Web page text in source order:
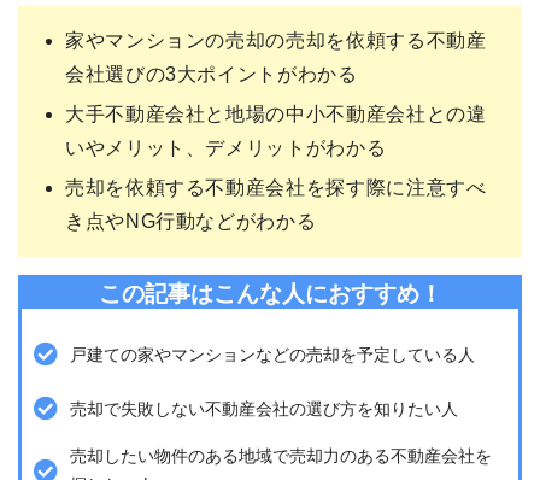
家やマンションの売却の売却を依頼する不動産
会社選びの3大ポイントがわかる
大手不動産会社と地場の中小不動産会社との違
いやメリット、デメリットがわかる
売却を依頼する不動産会社を探す際に注意すべ
き点やNG行動などがわかる
この記事はこんな人におすすめ！
戸建ての家やマンションなどの売却を予定している人
売却で失敗しない不動産会社の選び方を知りたい人
売却したい物件のある地域で売却力のある不動産会社を